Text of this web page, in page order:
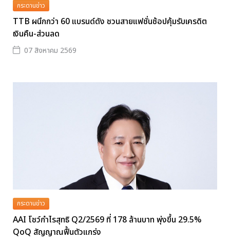
กระดานข่าว
TTB ผนึกกว่า 60 แบรนด์ดัง ชวนสายแฟชั่นช้อปคุ้มรับเครดิต
เงินคืน-ส่วนลด
07 สิงหาคม 2569
กระดานข่าว
AAI โชว์กำไรสุทธิ Q2/2569 ที่ 178 ล้านบาท พุ่งขึ้น 29.5%
QoQ สัญญาณฟื้นตัวแกร่ง